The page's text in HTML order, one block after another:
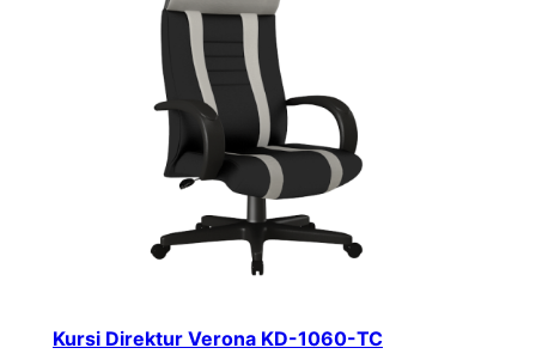
Kursi Direktur Verona KD-1060-TC